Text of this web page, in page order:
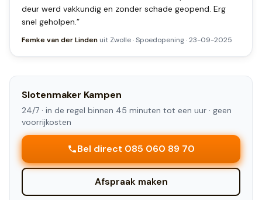
deur werd vakkundig en zonder schade geopend. Erg
snel geholpen.”
Femke van der Linden uit Zwolle·Spoedopening·23-09-2025
Slotenmaker Kampen
24/7 · in de regel binnen 45 minuten tot een uur · geen
voorrijkosten
Bel direct 085 060 89 70
Afspraak maken